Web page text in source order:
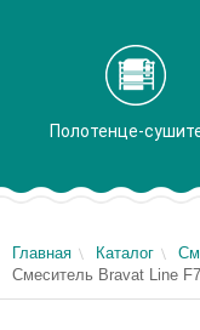
Полотенце-
Главная Каталог
Смеситель Bravat Line